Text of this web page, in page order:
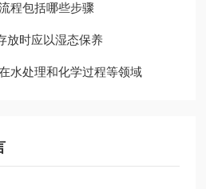
程包括哪些步骤
放时应以湿态保养
水处理和化学过程等领域